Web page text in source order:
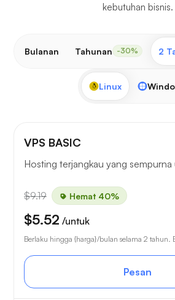
kebutuhan bisnis.
Bulanan Tahunan -30% 2
Linux
VPS BASIC
Hosting terjangkau yang
$9.19 Hemat 40%
$5.52 /untuk
Berlaku hingga {harga}/bulan selama 2 tahun.
Pesan